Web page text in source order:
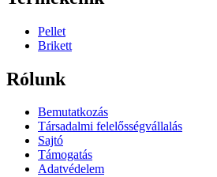
Pellet
Brikett
Rólunk
Bemutatkozás
Társadalmi felelősségvállalás
Sajtó
Támogatás
Adatvédelem